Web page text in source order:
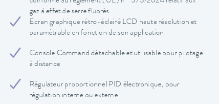
gaz à effet de serre fluorés
Ecran graphique rétro-éclairé LCD haute résolution et
paramètrable en fonction de son application
Console Command détachable et utilisable pour pilotage
à distance
Régulateur proportionnel PID électronique, pour
régulation interne ou externe